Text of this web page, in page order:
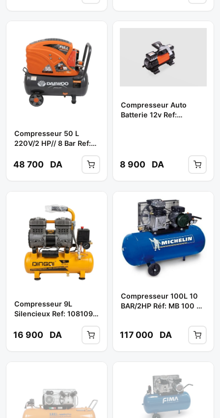
Compresseur 50 L
220V/2 HP// 8 Bar Ref:
DAAC 50D ** DAEWOO
48 700 DA
Compresseur Auto
Batterie 12v Ref:
8 900 DA
Compresseur 9L
Silencieux Ref: 108109
16 900 DA
Compresseur 100L 10
BAR/2HP Réf: MB 100 **
117 000 DA